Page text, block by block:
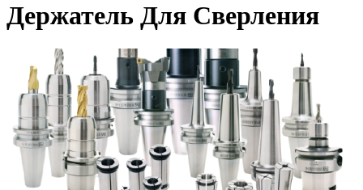
Держатель Для Сверления